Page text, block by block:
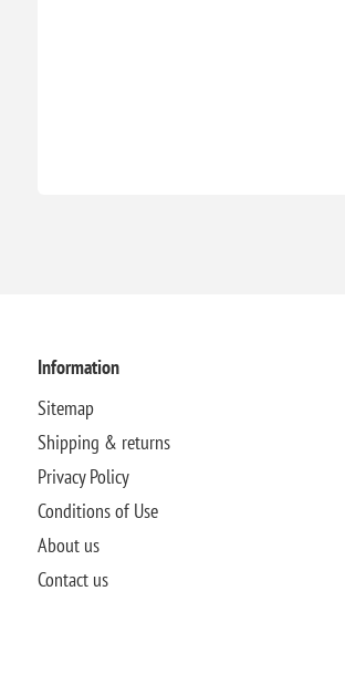
Information
Sitemap
Shipping & returns
Privacy Policy
Conditions of Use
About us
Contact us